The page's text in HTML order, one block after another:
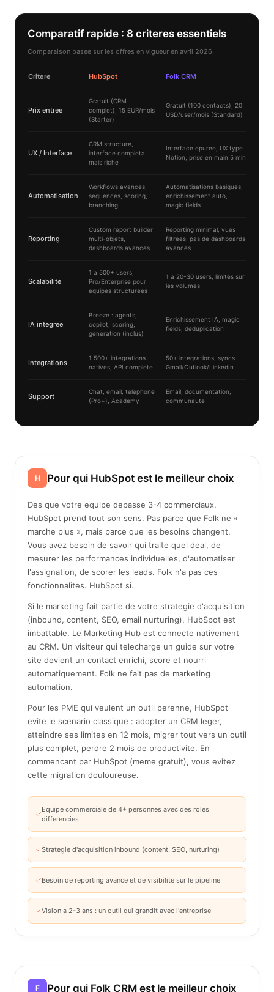
Comparatif rapide : 8 criteres essentiels
Comparaison basee sur les offres en vigueur en avril 2026.
Critere HubSpot Folk CRM
Prix entree
Gratuit (CRM
complet), 15 EUR/mois
(Starter)
Gratuit (100 contacts), 20
USD/user/mois (Standard)
UX / Interface
CRM structure,
interface completa
mais riche
Interface epuree, UX type
Notion, prise en main 5 min
Automatisation
Workflows avances,
sequences, scoring,
branching
Automatisations basiques,
enrichissement auto,
magic fields
Reporting
Custom report builder
multi-objets,
dashboards avances
Reporting minimal, vues
filtrees, pas de dashboards
avances
Scalabilite
1 a 500+ users,
Pro/Enterprise pour
equipes structurees
1 a 20-30 users, limites sur
les volumes
IA integree
Breeze : agents,
copilot, scoring,
generation (inclus)
Enrichissement IA, magic
fields, deduplication
Integrations
1 500+ integrations
natives, API complete
50+ integrations, syncs
Gmail/Outlook/LinkedIn
Support
Chat, email, telephone
(Pro+), Academy
Email, documentation,
communaute
H Pour qui HubSpot est le meilleur choix
Des que votre equipe depasse 3-4 commerciaux,
HubSpot prend tout son sens. Pas parce que Folk ne «
marche plus », mais parce que les besoins changent.
Vous avez besoin de savoir qui traite quel deal, de
mesurer les performances individuelles, d'automatiser
l'assignation, de scorer les leads. Folk n'a pas ces
fonctionnalites. HubSpot si.
Si le marketing fait partie de votre strategie d'acquisition
(inbound, content, SEO, email nurturing), HubSpot est
imbattable. Le Marketing Hub est connecte nativement
au CRM. Un visiteur qui telecharge un guide sur votre
site devient un contact enrichi, score et nourri
automatiquement. Folk ne fait pas de marketing
automation.
Pour les PME qui veulent un outil perenne, HubSpot
evite le scenario classique : adopter un CRM leger,
atteindre ses limites en 12 mois, migrer tout vers un outil
plus complet, perdre 2 mois de productivite. En
commencant par HubSpot (meme gratuit), vous evitez
cette migration douloureuse.
Equipe commerciale de 4+ personnes avec des roles
differencies
Strategie d'acquisition inbound (content, SEO, nurturing)
Besoin de reporting avance et de visibilite sur le pipeline
Vision a 2-3 ans : un outil qui grandit avec l'entreprise
F Pour qui Folk CRM est le meilleur choix